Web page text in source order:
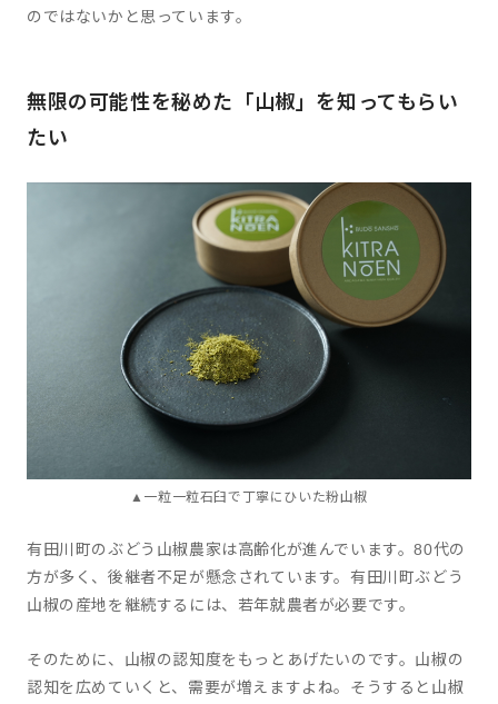
のではないかと思っています。
無限の可能性を秘めた「山椒」を知ってもらい
たい
▲一粒一粒石臼で丁寧にひいた粉山椒
有田川町のぶどう山椒農家は高齢化が進んでいます。80代の
方が多く、後継者不足が懸念されています。有田川町ぶどう
山椒の産地を継続するには、若年就農者が必要です。
そのために、山椒の認知度をもっとあげたいのです。山椒の
認知を広めていくと、需要が増えますよね。そうすると山椒